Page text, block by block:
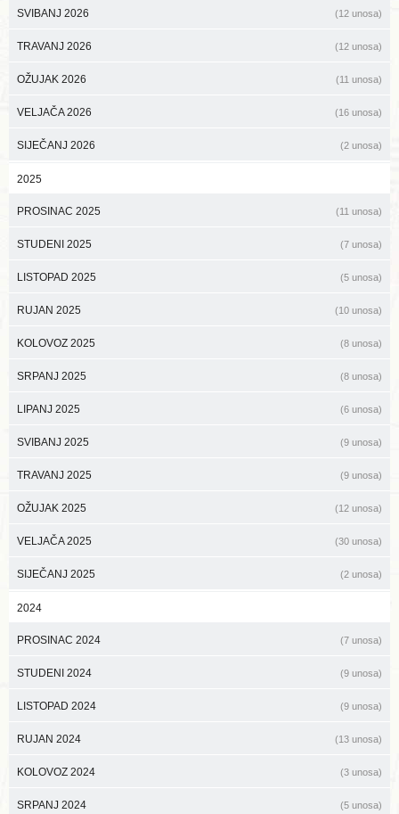
SVIBANJ 2026 (12 unosa)
TRAVANJ 2026 (12 unosa)
OŽUJAK 2026 (11 unosa)
VELJAČA 2026 (16 unosa)
SIJEČANJ 2026 (2 unosa)
2025
PROSINAC 2025 (11 unosa)
STUDENI 2025 (7 unosa)
LISTOPAD 2025 (5 unosa)
RUJAN 2025 (10 unosa)
KOLOVOZ 2025 (8 unosa)
SRPANJ 2025 (8 unosa)
LIPANJ 2025 (6 unosa)
SVIBANJ 2025 (9 unosa)
TRAVANJ 2025 (9 unosa)
OŽUJAK 2025 (12 unosa)
VELJAČA 2025 (30 unosa)
SIJEČANJ 2025 (2 unosa)
2024
PROSINAC 2024 (7 unosa)
STUDENI 2024 (9 unosa)
LISTOPAD 2024 (9 unosa)
RUJAN 2024 (13 unosa)
KOLOVOZ 2024 (3 unosa)
SRPANJ 2024 (5 unosa)